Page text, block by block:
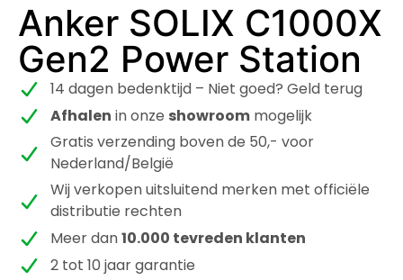
Anker SOLIX C1000X
Gen2 Power Station
14 dagen bedenktijd – Niet goed? Geld terug
Afhalen in onze showroom mogelijk
Gratis verzending boven de 50,- voor
Nederland/België
Wij verkopen uitsluitend merken met officiële
distributie rechten
Meer dan10.000 tevreden klanten
2 tot 10 jaar garantie